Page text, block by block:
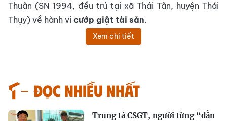
Thuân (SN 1994, đều trú tại xã Thái Tân, huyện Thái
Thụy) về hành vi cướp giật tài sản.
Xem chi tiết
Đọc nhiều nhất
Trung tá CSGT, người từng “dẫn